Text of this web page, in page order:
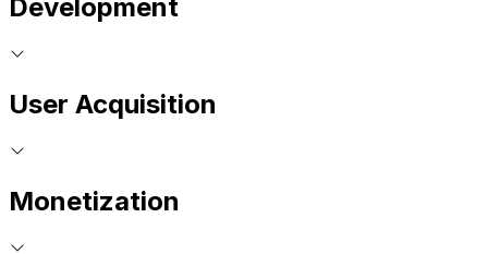
Development
User Acquisition
Monetization